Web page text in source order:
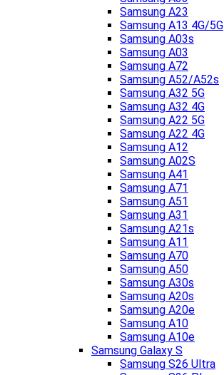
Samsung A23
Samsung A13 4G/5G
Samsung A03s
Samsung A03
Samsung A72
Samsung A52/A52s
Samsung A32 5G
Samsung A32 4G
Samsung A22 5G
Samsung A22 4G
Samsung A12
Samsung A02S
Samsung A41
Samsung A71
Samsung A51
Samsung A31
Samsung A21s
Samsung A11
Samsung A70
Samsung A50
Samsung A30s
Samsung A20s
Samsung A20e
Samsung A10
Samsung A10e
Samsung Galaxy S
Samsung S26 Ultra